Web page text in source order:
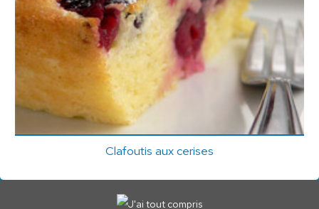
Clafoutis aux cerises